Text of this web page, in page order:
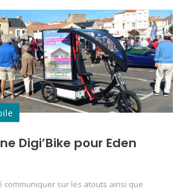
Digi’Bike pour Eden
communiquer sur les atouts ainsi que